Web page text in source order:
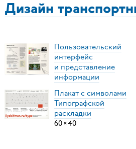
Дизайн
Пользовательский
интерфейс
и представление
информации
Плакат с символами
Типографской
раскладки
60×40